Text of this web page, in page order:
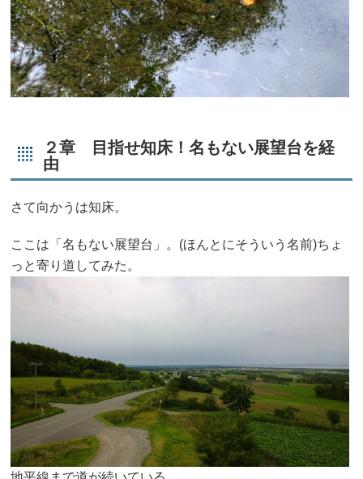
２章 目指せ知床！名もない展望台を経
由
さて向かうは知床。
ここは「名もない展望台」。(ほんとにそういう名前)ちょ
っと寄り道してみた。